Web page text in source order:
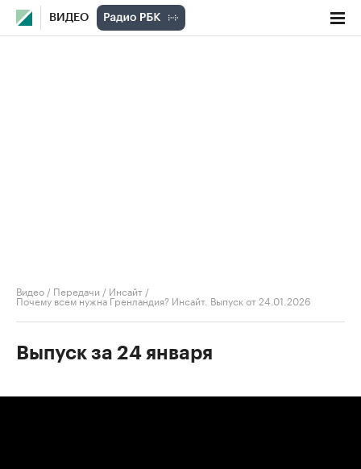
ВИДЕО
Видео / Передачи / Инсайт /
Почему всем нужна Гренландия? Инсайт. Выпуск от 24.01.2026
Выпуск за 24 января